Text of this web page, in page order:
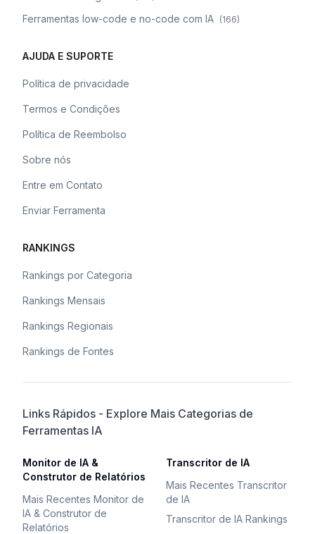
Ferramentas low-code e no-code com IA (166)
AJUDA E SUPORTE
Política de privacidade
Termos e Condições
Política de Reembolso
Sobre nós
Entre em Contato
Enviar Ferramenta
RANKINGS
Rankings por Categoria
Rankings Mensais
Rankings Regionais
Rankings de Fontes
Links Rápidos - Explore Mais Categorias de
Ferramentas IA
Monitor de IA &
Construtor de Relatórios
Mais Recentes Monitor de
IA & Construtor de
Relatórios
Transcritor de IA
Mais Recentes Transcritor
de IA
Transcritor de IA Rankings